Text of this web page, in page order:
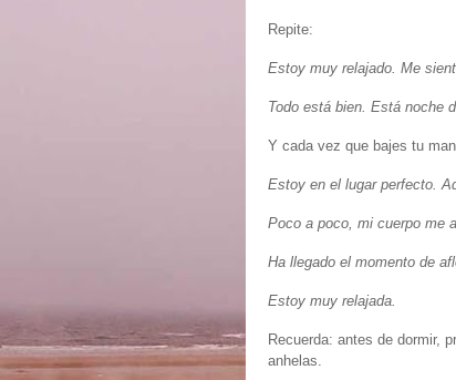
Repite:
Estoy muy relajado. Me
Todo está bien. Está noche
Y cada vez que bajes tu
Estoy en el lugar perfecto.
Poco a poco, mi cuerpo me
Ha llegado el momento de
Estoy muy relajada.
Recuerda: antes de dormir,
anhelas.